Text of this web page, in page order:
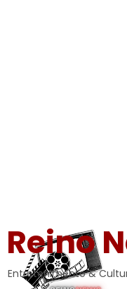
Reino
Entretenimento &